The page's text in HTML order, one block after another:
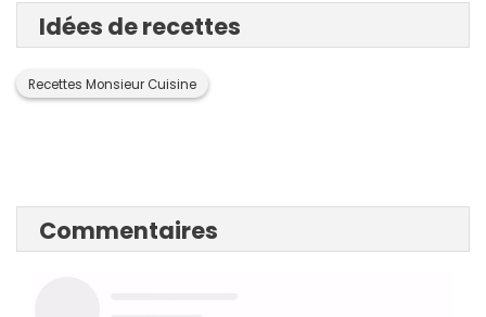
Idées de recettes
Recettes Monsieur Cuisine
Commentaires